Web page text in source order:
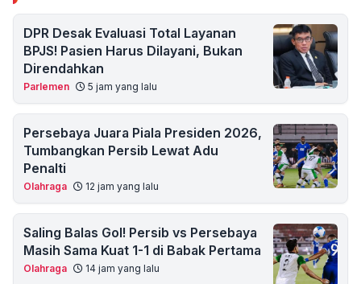
DPR Desak Evaluasi Total Layanan
BPJS! Pasien Harus Dilayani, Bukan
Direndahkan
Parlemen 5 jam yang lalu
Persebaya Juara Piala Presiden 2026,
Tumbangkan Persib Lewat Adu
Penalti
Olahraga 12 jam yang lalu
Saling Balas Gol! Persib vs Persebaya
Masih Sama Kuat 1-1 di Babak Pertama
Olahraga 14 jam yang lalu